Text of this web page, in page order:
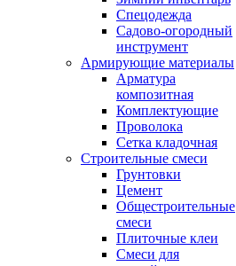
Спецодежда
Садово-огородный
инструмент
Армирующие материалы
Арматура
композитная
Комплектующие
Проволока
Сетка кладочная
Строительные смеси
Грунтовки
Цемент
Общестроительные
смеси
Плиточные клеи
Смеси для